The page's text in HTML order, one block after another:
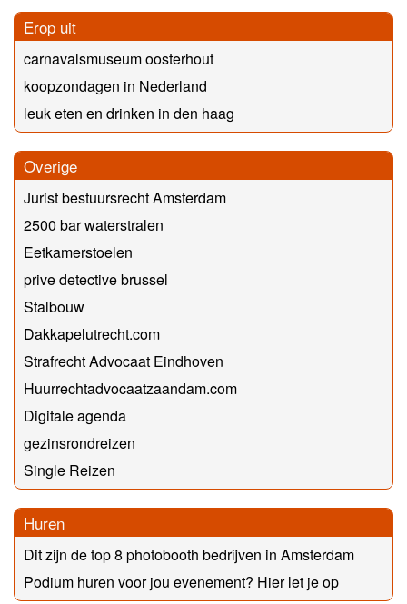
Erop uit
carnavalsmuseum oosterhout
koopzondagen in Nederland
leuk eten en drinken in den haag
Overige
Jurist bestuursrecht Amsterdam
2500 bar waterstralen
Eetkamerstoelen
prive detective brussel
Stalbouw
Dakkapelutrecht.com
Strafrecht Advocaat Eindhoven
Huurrechtadvocaatzaandam.com
Digitale agenda
gezinsrondreizen
Single Reizen
Huren
Dit zijn de top 8 photobooth bedrijven in Amsterdam
Podium huren voor jou evenement? Hier let je op